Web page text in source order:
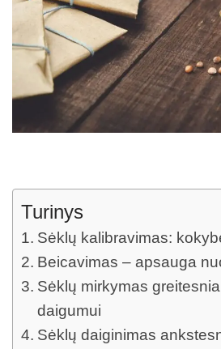
Turinys
Sėklų kalibravimas:
Beicavimas – apsauga
Sėklų mirkymas
daigumui
Sėklų daiginimas